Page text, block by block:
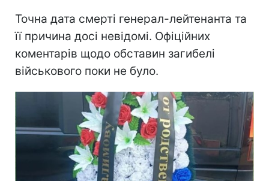
Точна дата смерті генерал-лейтенанта та
її причина досі невідомі. Офіційних
коментарів щодо обставин загибелі
військового поки не було.